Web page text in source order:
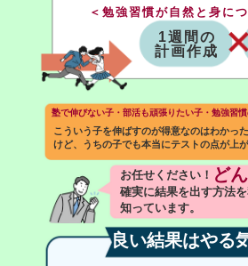
＜勉強習慣が自然と身に
1週間の
計画作成
塾で伸びない子・部活も頑張りたい子・勉強習
こういう子を伸ばすのが得意なのはわかった
けど、うちの子でも本当にテストの点が上
お任せください！ ど
確実に結果を出す方法
知っています。
良い結果はやる